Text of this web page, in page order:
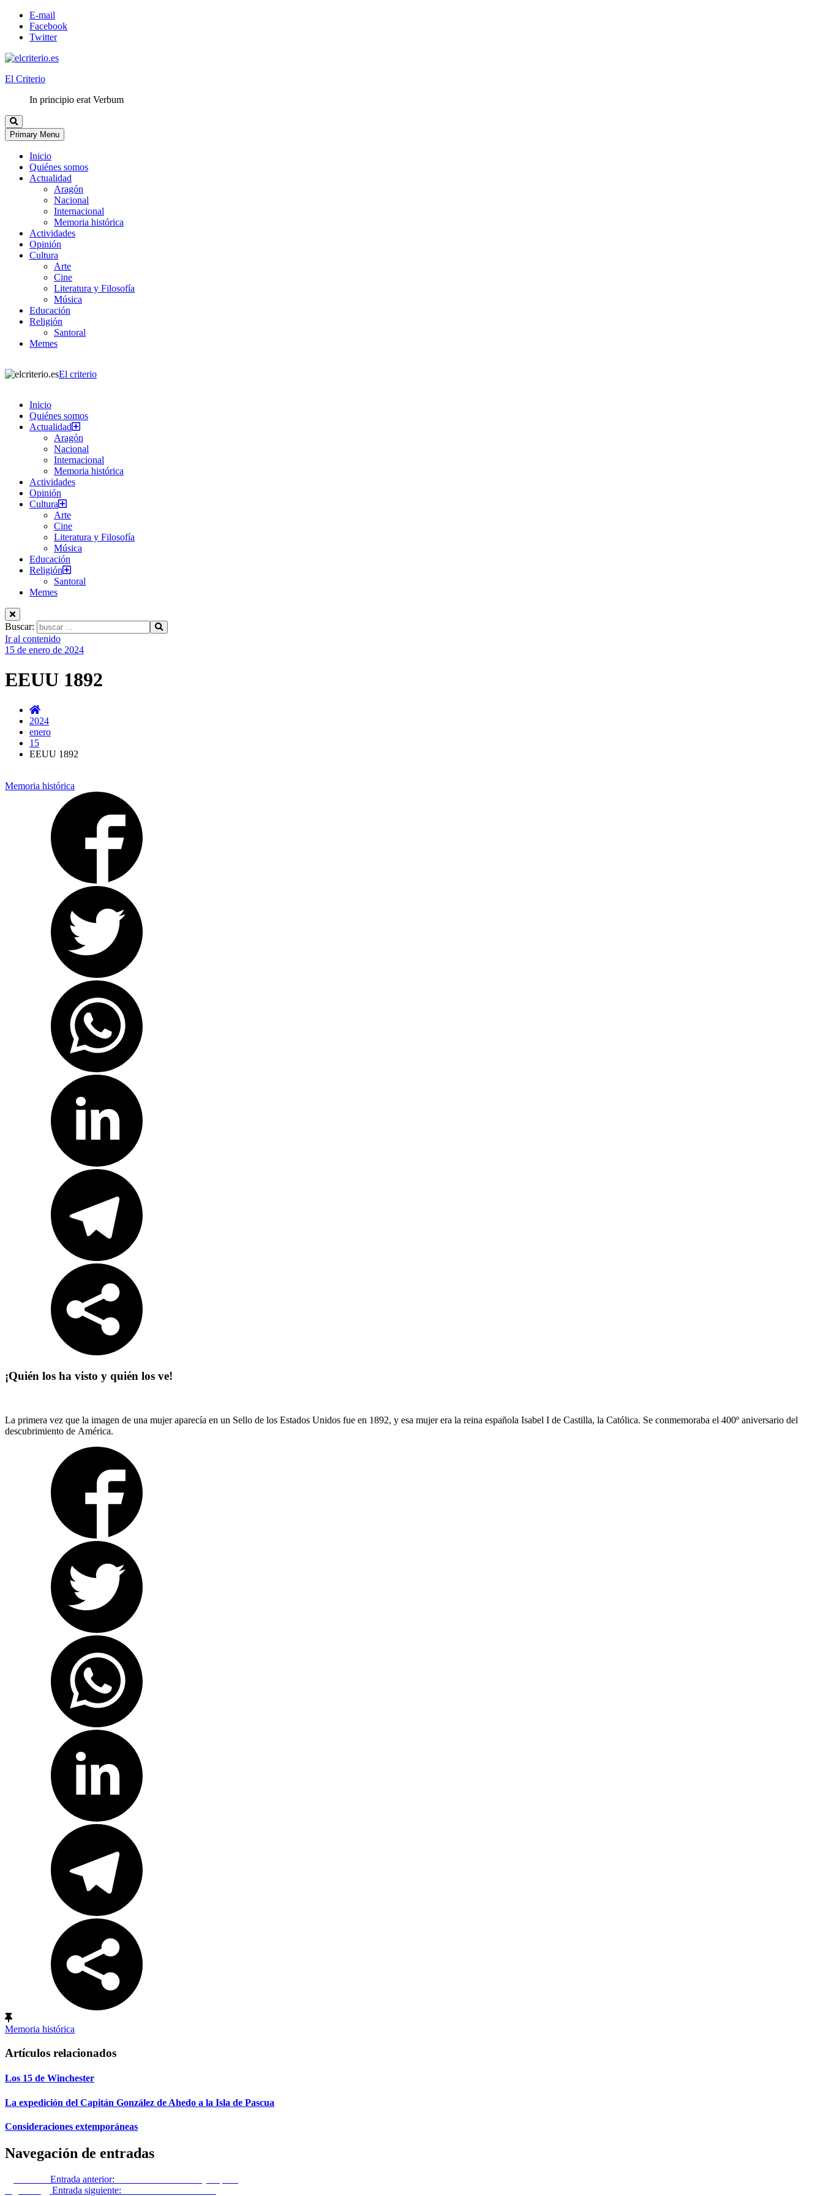
E-mail
Facebook
Twitter
El Criterio
In principio erat Verbum
Primary Menu
Inicio
Quiénes somos
Actualidad
Aragón
Nacional
Internacional
Memoria histórica
Actividades
Opinión
Cultura
Arte
Cine
Literatura y Filosofía
Música
Educación
Religión
Santoral
Memes
El criterio
Inicio
Quiénes somos
Actualidad
Aragón
Nacional
Internacional
Memoria histórica
Actividades
Opinión
Cultura
Arte
Cine
Literatura y Filosofía
Música
Educación
Religión
Santoral
Memes
Buscar:
Ir al contenido
15 de enero de 2024
EEUU 1892
2024
enero
15
EEUU 1892
Memoria histórica
¡Quién los ha visto y quién los ve!
La primera vez que la imagen de una mujer aparecía en un Sello de los Estados Unidos fue en 1892, y esa mujer era la reina española Isabel I de Castilla, la Católica. Se conmemoraba el 400º aniversario del
descubrimiento de América.
Memoria histórica
Artículos relacionados
Los 15 de Winchester
La expedición del Capitán González de Ahedo a la Isla de Pascua
Consideraciones extemporáneas
Navegación de entradas
Entrada anterior:
Entrada siguiente: